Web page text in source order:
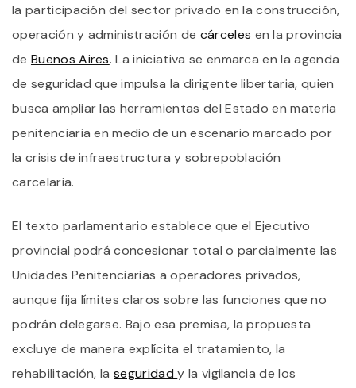
la participación del sector privado en la construcción,
operación y administración de cárceles en la provincia
de Buenos Aires. La iniciativa se enmarca en la agenda
de seguridad que impulsa la dirigente libertaria, quien
busca ampliar las herramientas del Estado en materia
penitenciaria en medio de un escenario marcado por
la crisis de infraestructura y sobrepoblación
carcelaria.
El texto parlamentario establece que el Ejecutivo
provincial podrá concesionar total o parcialmente las
Unidades Penitenciarias a operadores privados,
aunque fija límites claros sobre las funciones que no
podrán delegarse. Bajo esa premisa, la propuesta
excluye de manera explícita el tratamiento, la
rehabilitación, laseguridady la vigilancia de los